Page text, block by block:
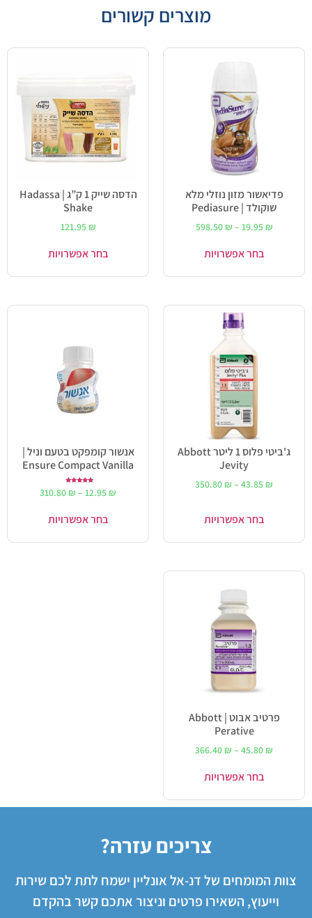
מוצרים קשורים
פדיאשור מזון נוזלי מלא
שוקולד | Pediasure
19.95 ₪
–
598.50 ₪
בחר אפשרויות
הדסה שייק 1 ק”ג | Hadassa
Shake
121.95 ₪
בחר אפשרויות
ג'ביטי פלוס 1 ליטר Abbott
Jevity
43.85 ₪
–
350.80 ₪
בחר אפשרויות
אנשור קומפקט בטעם וניל |
Ensure Compact Vanilla
5.00 12.95 ₪
–
310.80 ₪
בחר אפשרויות
פרטיב אבוט | Abbott
Perative
45.80 ₪
–
366.40 ₪
בחר אפשרויות
צריכים עזרה?
צוות המומחים של דנ-אל אונליין ישמח לתת לכם שירות
וייעוץ, השאירו פרטים וניצור אתכם קשר בהקדם